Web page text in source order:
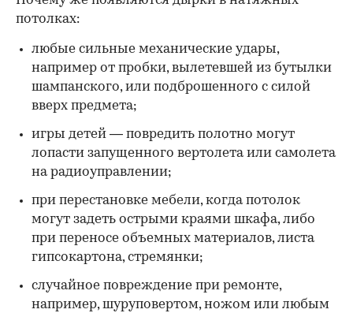
потолках:
любые сильные механические удары,
например от пробки, вылетевшей из бутылки
шампанского, или подброшенного с силой
вверх предмета;
игры детей — повредить полотно могут
лопасти запущенного вертолета или самолета
на радиоуправлении;
при перестановке мебели, когда потолок
могут задеть острыми краями шкафа, либо
при переносе объемных материалов, листа
гипсокартона, стремянки;
случайное повреждение при ремонте,
например, шуруповертом, ножом или любым